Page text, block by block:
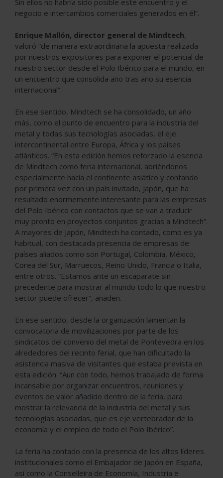
negocio e intercambios comerciales generados en él”.
Enrique Mallón, director general de Mindtech,
valoró “de manera extraordinaria la apuesta realizada
por nuestros expositores para exponer el potencial de
nuestro sector desde el Polo Ibérico para el mundo, en
un encuentro que consolida año tras año su esencia
internacional”.
En ese sentido, Mindtech se ha consolidado, un año
más, como el punto de encuentro para la industria del
metal y todas sus tecnologías asociadas, el eje
intercontinental entre Europa, África y los países
atlánticos. “En esta edición hemos reforzado la esencia
de Mindtech como feria internacional, abriéndonos
especialmente hacia el continente asiático y contando
por primera vez con un país invitado, Japón, que ha
resultado enormemente interesante para las empresas
del Polo Ibérico con contactos que se van a traducir
muy pronto en proyectos conjuntos gracias a Mindtech”.
A mayores de Japón, Mindtech ha contado, como es ya
habitual, con destacada presencia de empresas de
países aliados como son Portugal, Colombia, México,
Corea del Sur, Marruecos, Reino Unido, Francia o Italia,
entre otros. “Estamos ante un escaparate sin
precedente para mostrar al mundo todo lo que nuestro
sector puede ofrecer”, añaden.
En ese sentido, desde la organización lamentan la
convocatoria de movilizaciones por parte de los
sindicatos del convenio del metal de Pontevedra en los
alrededores del recinto ferial, que han dificultado la
asistencia masiva de visitantes que estaba prevista en
esta edición. “Aun con todo, hemos trabajado de forma
incansable por organizar encuentros, reuniones y
eventos de valor añadido dentro de la feria, para
mostrar la relevancia de la industria del metal y sus
tecnologías asociadas, que es eje vertebrador de la
economía y el empleo de todo el Polo Ibérico”.
La feria ha contado con la presencia de los altos líderes
institucionales como el Embajador de Japón en España,
así como la Conselleira de Economía, Industria e